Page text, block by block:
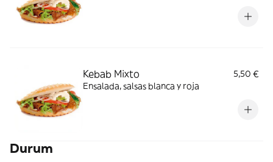
Kebab Mixto
5,50 €
Ensalada, salsas blanca y roja
Durum